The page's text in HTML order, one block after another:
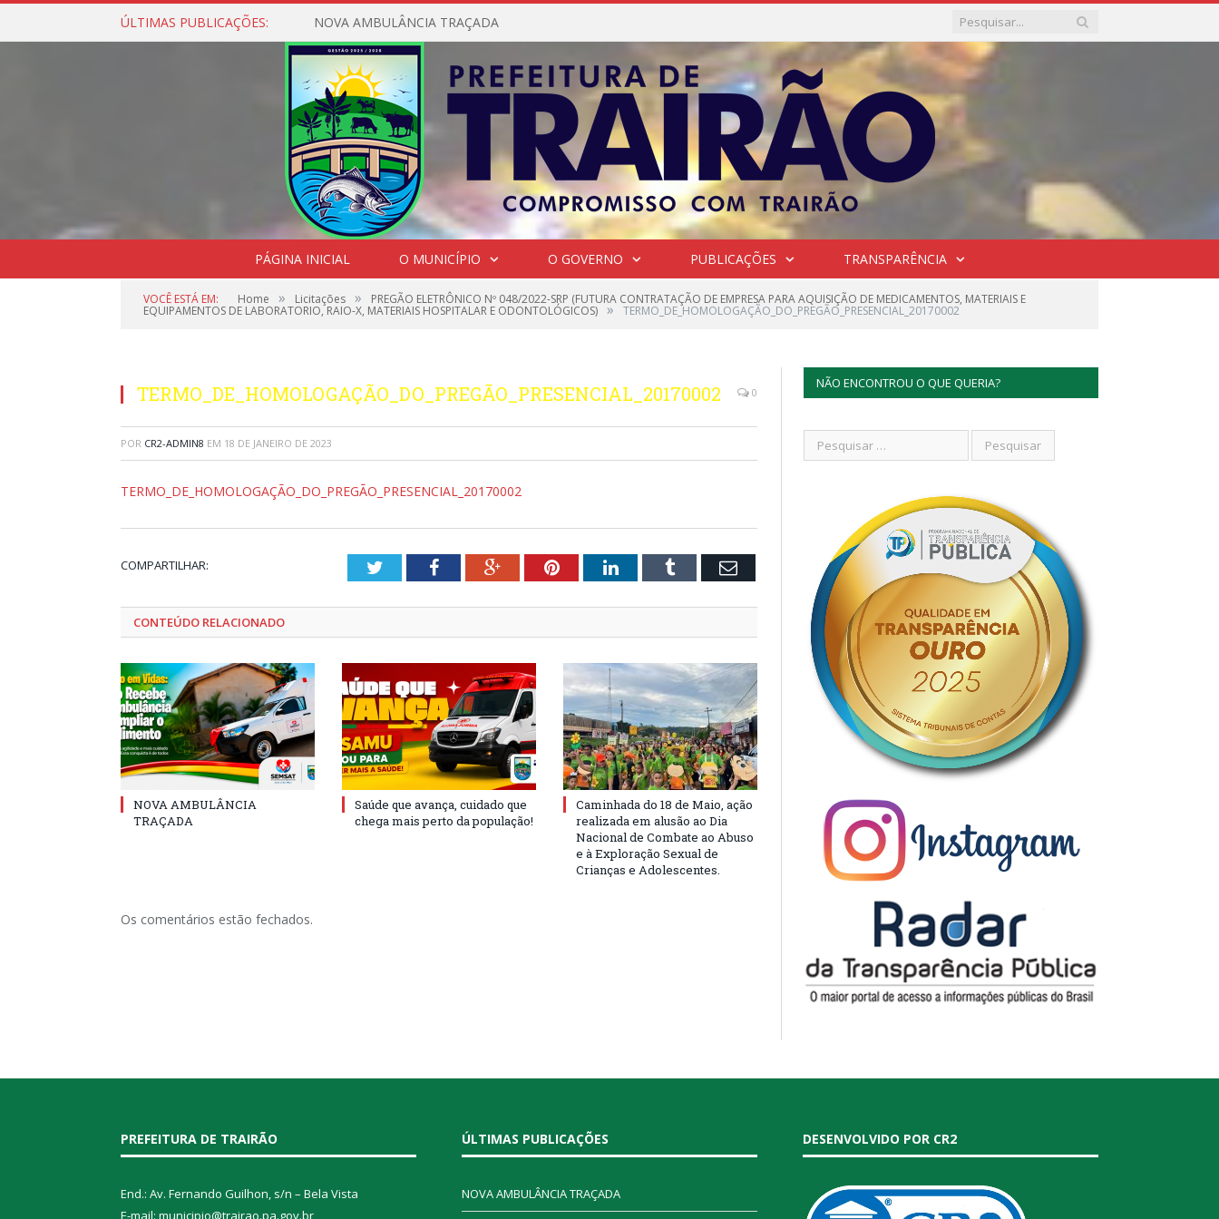
ÚLTIMAS PUBLICAÇÕES: NOVA AMBULÂNCIA TRAÇADA
PÁGINA INICIAL O MUNICÍPIO O GOVERNO PUBLICAÇÕES TRANSPARÊNCIA
VOCÊ ESTÁ EM: Home » Licitações » PREGÃO ELETRÔNICO Nº 048/2022-SRP (FUTURA CONTRATAÇÃO DE EMPRESA PARA AQUISIÇÃO DE MEDICAMENTOS, MATERIAIS E
EQUIPAMENTOS DE LABORATORIO, RAIO-X, MATERIAIS HOSPITALAR E ODONTOLÓGICOS) » TERMO_DE_HOMOLOGAÇÃO_DO_PREGÃO_PRESENCIAL_20170002
TERMO_DE_HOMOLOGAÇÃO_DO_PREGÃO_PRESENCIAL_20170002 0
POR CR2-ADMIN8 EM 18 DE JANEIRO DE 2023
TERMO_DE_HOMOLOGAÇÃO_DO_PREGÃO_PRESENCIAL_20170002
COMPARTILHAR: TwitterFacebookGoogle+PinterestLinkedInTumblr Email
CONTEÚDO RELACIONADO
NOVA AMBULÂNCIA
TRAÇADA
Saúde que avança, cuidado que
chega mais perto da população!
Caminhada do 18 de Maio, ação
realizada em alusão ao Dia
Nacional de Combate ao Abuso
e à Exploração Sexual de
Crianças e Adolescentes.
Os comentários estão fechados.
NÃO ENCONTROU O QUE QUERIA?
PREFEITURA DE TRAIRÃO
End.: Av. Fernando Guilhon, s/n – Bela Vista
E-mail: municipio@trairao.pa.gov.br
ÚLTIMAS PUBLICAÇÕES
NOVA AMBULÂNCIA TRAÇADA
DESENVOLVIDO POR CR2